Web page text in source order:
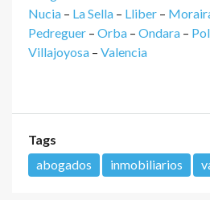
Nucia – La Sella – Lliber –
Pedreguer – Orba – Ondara –
Villajoyosa – Valencia
Tags
abogados
inmobiliarios